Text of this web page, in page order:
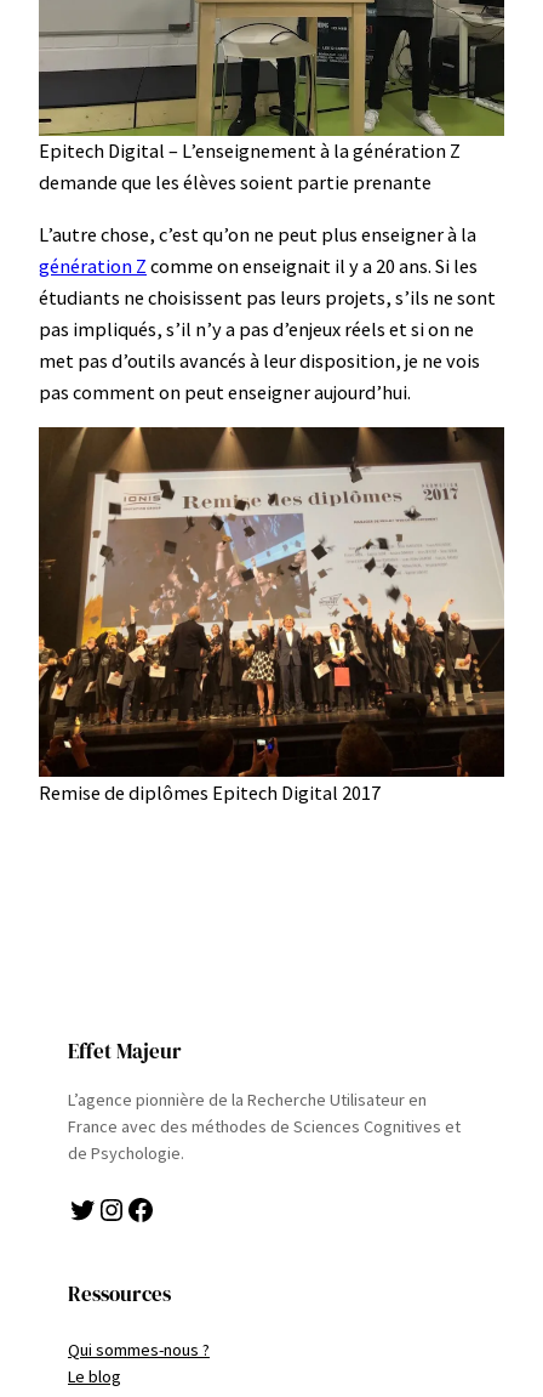
Epitech Digital – L’enseignement à la génération Z
demande que les élèves soient partie prenante
L’autre chose, c’est qu’on ne peut plus enseigner à la
génération Z comme on enseignait il y a 20 ans. Si les
étudiants ne choisissent pas leurs projets, s’ils ne sont
pas impliqués, s’il n’y a pas d’enjeux réels et si on ne
met pas d’outils avancés à leur disposition, je ne vois
pas comment on peut enseigner aujourd’hui.
Remise de diplômes Epitech Digital 2017
Effet Majeur
L’agence pionnière de la Recherche Utilisateur en
France avec des méthodes de Sciences Cognitives et
de Psychologie.
Twitter Instagram Facebook
Ressources
Qui sommes-nous ?
Le blog